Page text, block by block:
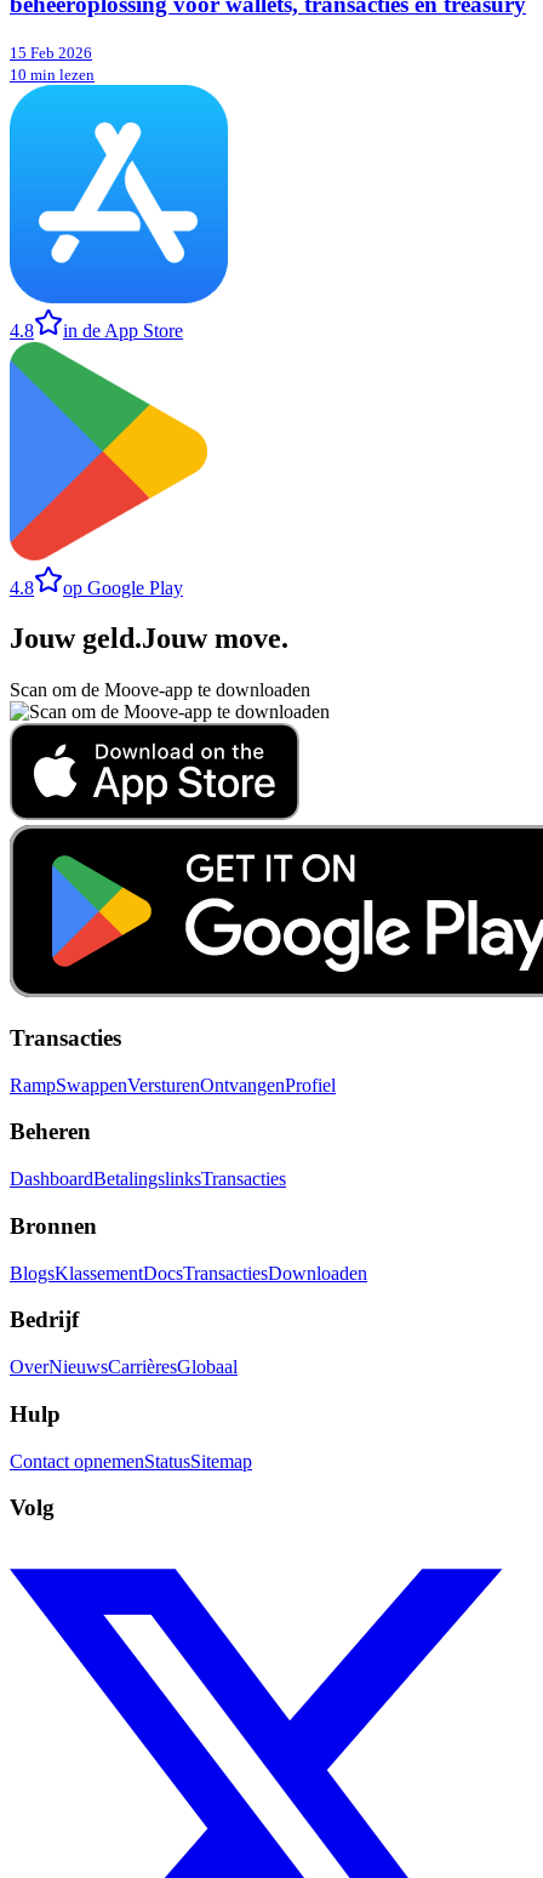
15 Feb 2026
10 min lezen
4.8 in de App Store
4.8 op Google Play
Jouw geld.Jouw move.
Scan om de Moove-app te downloaden
Transacties
RampSwappenVersturenOntvangenProfiel
Beheren
DashboardBetalingslinksTransacties
Bronnen
BlogsKlassementDocsTransactiesDownloaden
Bedrijf
OverNieuwsCarrièresGlobaal
Hulp
Contact opnemenStatusSitemap
Volg